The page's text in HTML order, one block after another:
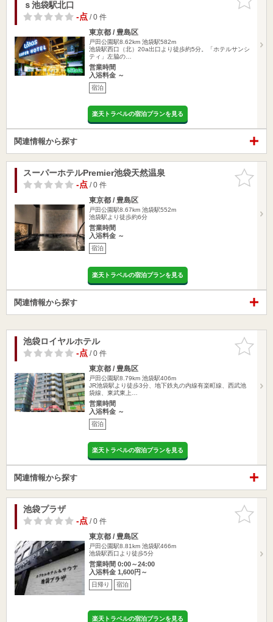
りに追加
ｓ池袋駅北口
-点/ 0 件
東京都 / 豊島区
戸田公園駅8.62km 池袋駅582m
池袋駅西口（北）20a出口より徒歩約5分。「ホテルサンシ
ティ」左脇の…
営業時間
入浴料金 ～
宿泊
楽天トラベルの宿泊プランを見る
関連情報から探す
お気に入
りに追加
スーパーホテルPremier池袋天然温泉
-点/ 0 件
東京都 / 豊島区
戸田公園駅8.67km 池袋駅552m
池袋駅より徒歩約6分
営業時間
入浴料金 ～
宿泊
楽天トラベルの宿泊プランを見る
関連情報から探す
お気に入
りに追加
池袋ロイヤルホテル
-点/ 0 件
東京都 / 豊島区
戸田公園駅8.79km 池袋駅406m
JR池袋駅より徒歩3分、地下鉄丸の内線有楽町線、西武池
袋線、東武東上…
営業時間
入浴料金 ～
宿泊
楽天トラベルの宿泊プランを見る
関連情報から探す
お気に入
りに追加
池袋プラザ
-点/ 0 件
東京都 / 豊島区
戸田公園駅8.81km 池袋駅466m
池袋駅西口より徒歩5分
営業時間 0:00～24:00
入浴料金 1,600円～
日帰り 宿泊
楽天トラベルの宿泊プランを見る